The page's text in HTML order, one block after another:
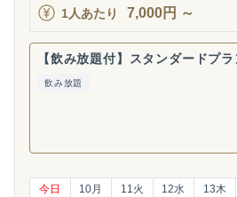
1人あたり 7,000円 ～
【飲み放題付】スタンダードプラ
飲み放題
今日 10月 11 火 12水 13木